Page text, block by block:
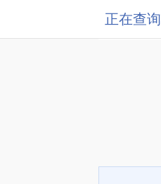
正在查